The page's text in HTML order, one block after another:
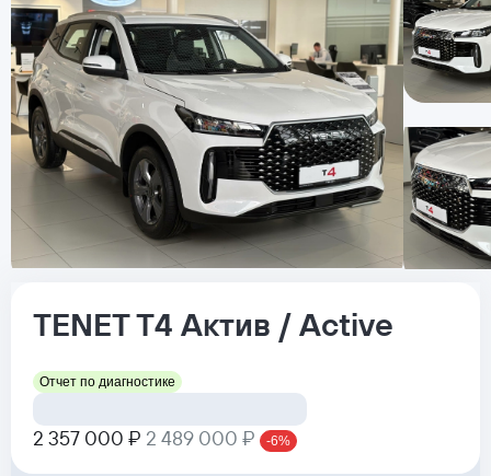
TENETT4 Актив / Active
Отчет по диагностике
2 357 000 ₽ 2 489 000 ₽ -6%